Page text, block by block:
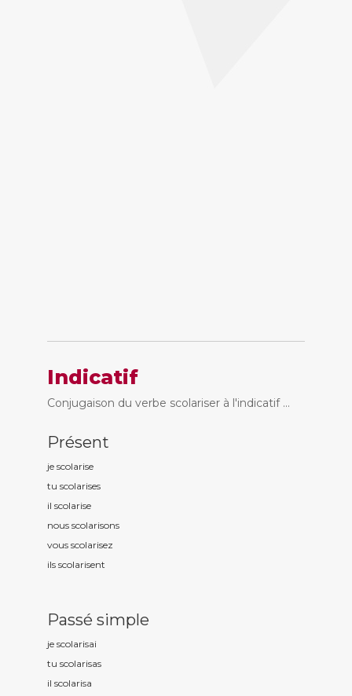
Indicatif
Conjugaison du verbe scolariser à l'indicatif ...
Présent
je scolarise
tu scolarises
il scolarise
nous scolarisons
vous scolarisez
ils scolarisent
Passé simple
je scolarisai
tu scolarisas
il scolarisa